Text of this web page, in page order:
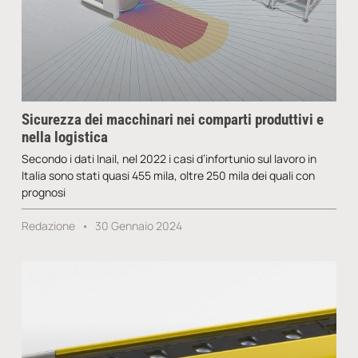
Sicurezza dei macchinari nei comparti produttivi e
nella logistica
Secondo i dati Inail, nel 2022 i casi d’infortunio sul lavoro in
Italia sono stati quasi 455 mila, oltre 250 mila dei quali con
prognosi
Redazione 30 Gennaio 2024